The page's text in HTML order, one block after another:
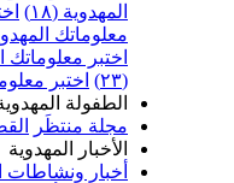
المهدوية (١٨)
معلوماتك
اختبر معلوماتك
(٢٣)
اختبر
الطفولة
مجلة منتظَر
الأخبار المهدوية
أخبار ونشاطات